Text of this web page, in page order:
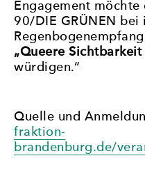
Engagement
90/DIE GRÜNEN bei
„Queere
würdigen.“
Quelle und
fraktion-
brandenburg.de/